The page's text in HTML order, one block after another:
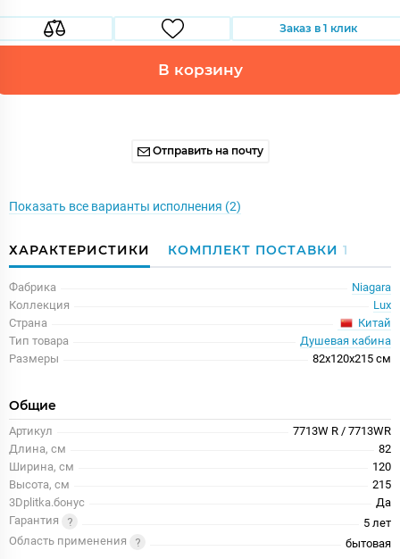
Заказ в 1 клик
В корзину
Отправить на почту
Показать все варианты исполнения (2)
ХАРАКТЕРИСТИКИ КОМПЛЕКТ ПОСТАВКИ 1
Фабрика
Niagara
Коллекция
Lux
Страна
Китай
Тип товара
Душевая кабина
Размеры
82x120x215 см
Общие
Артикул
7713W R / 7713WR
Длина, см
82
Ширина, см
120
Высота, см
215
3Dplitka.бонус
Да
Гарантия
5 лет
Область применения
бытовая